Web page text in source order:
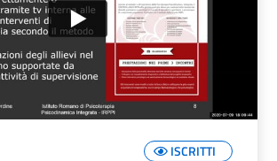
ISCRITTI